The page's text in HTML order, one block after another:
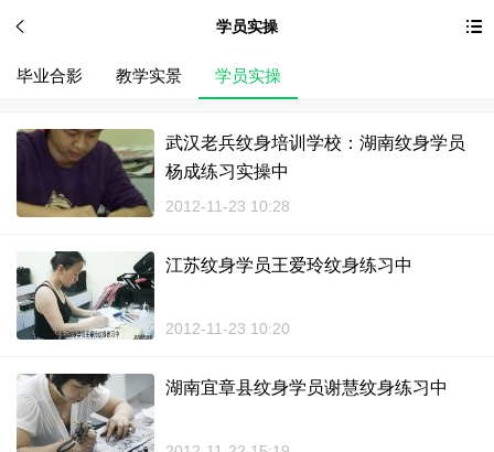
学员实操
毕业合影 教学实景 学员实操
武汉老兵纹身培训学校：湖南纹身学员
杨成练习实操中
2012-11-23 10:28
江苏纹身学员王爱玲纹身练习中
2012-11-23 10:20
湖南宜章县纹身学员谢慧纹身练习中